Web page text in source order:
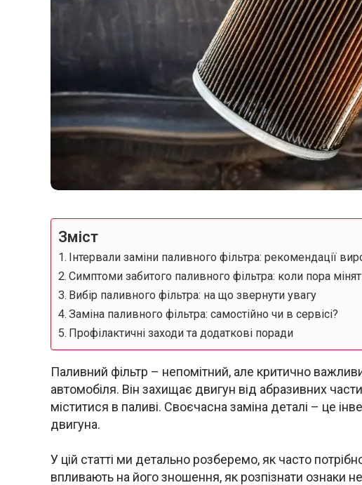
Зміст
Інтервали заміни паливного фільтра: рекомендації
Симптоми забитого паливного фільтра: коли пора
Вибір паливного фільтра: на що звернути увагу
Заміна паливного фільтра: самостійно чи в сервісі?
Профілактичні заходи та додаткові поради
Паливний фільтр – непомітний, але критично
автомобіля. Він захищає двигун від абразивних
міститися в паливі. Своєчасна заміна деталі – це
двигуна.
У цій статті ми детально розберемо, як часто
впливають на його зношення, як розпізнати ознаки